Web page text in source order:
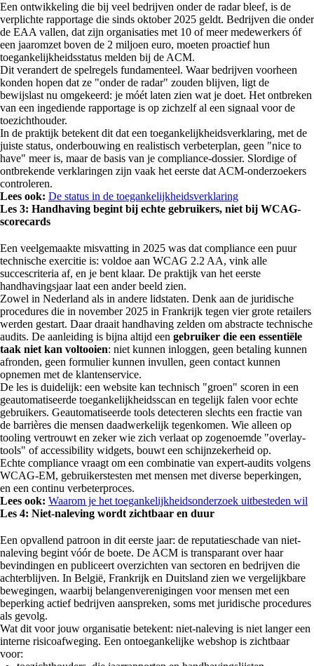
Een ontwikkeling die bij veel bedrijven onder de radar bleef, is de
verplichte rapportage die sinds oktober 2025 geldt. Bedrijven die onder
de EAA vallen, dat zijn organisaties met 10 of meer medewerkers óf
een jaaromzet boven de 2 miljoen euro, moeten proactief hun
toegankelijkheidsstatus melden bij de ACM.
Dit verandert de spelregels fundamenteel. Waar bedrijven voorheen
konden hopen dat ze "onder de radar" zouden blijven, ligt de
bewijslast nu omgekeerd: je móét laten zien wat je doet. Het ontbreken
van een ingediende rapportage is op zichzelf al een signaal voor de
toezichthouder.
In de praktijk betekent dit dat een toegankelijkheidsverklaring, met de
juiste status, onderbouwing en realistisch verbeterplan, geen "nice to
have" meer is, maar de basis van je compliance-dossier. Slordige of
ontbrekende verklaringen zijn vaak het eerste dat ACM-onderzoekers
controleren.
Lees ook: De status in de toegankelijkheidsverklaring
Les 3: Handhaving begint bij echte gebruikers, niet bij WCAG-
scorecards
Een veelgemaakte misvatting in 2025 was dat compliance een puur
technische exercitie is: voldoe aan WCAG 2.2 AA, vink alle
succescriteria af, en je bent klaar. De praktijk van het eerste
handhavingsjaar laat een ander beeld zien.
Zowel in Nederland als in andere lidstaten. Denk aan de juridische
procedures die in november 2025 in Frankrijk tegen vier grote retailers
werden gestart. Daar draait handhaving zelden om abstracte technische
audits. De aanleiding is bijna altijd een gebruiker die een essentiële
taak niet kan voltooien: niet kunnen inloggen, geen betaling kunnen
afronden, geen formulier kunnen invullen, geen contact kunnen
opnemen met de klantenservice.
De les is duidelijk: een website kan technisch "groen" scoren in een
geautomatiseerde toegankelijkheidsscan en tegelijk falen voor echte
gebruikers. Geautomatiseerde tools detecteren slechts een fractie van
de barrières die mensen daadwerkelijk tegenkomen. Wie alleen op
tooling vertrouwt en zeker wie zich verlaat op zogenoemde "overlay-
tools" of accessibility widgets, bouwt een schijnzekerheid op.
Echte compliance vraagt om een combinatie van expert-audits volgens
WCAG-EM, gebruikerstesten met mensen met diverse beperkingen,
en een continu verbeterproces.
Lees ook: Waarom je het toegankelijkheidsonderzoek uitbesteden wil
Les 4: Niet-naleving wordt zichtbaar en duur
Een opvallend patroon in dit eerste jaar: de reputatieschade van niet-
naleving begint vóór de boete. De ACM is transparant over haar
bevindingen en publiceert overzichten van sectoren en bedrijven die
achterblijven. In België, Frankrijk en Duitsland zien we vergelijkbare
bewegingen, waarbij belangenverenigingen voor mensen met een
beperking actief bedrijven aanspreken, soms met juridische procedures
als gevolg.
Wat dit voor jouw organisatie betekent: niet-naleving is niet langer een
interne risicoafweging. Een ontoegankelijke webshop is zichtbaar
voor: